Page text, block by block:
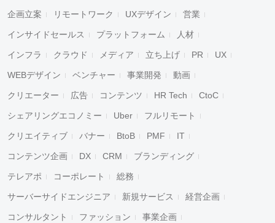
企画立案 リモートワーク UXデザイン 営業
インサイドセールス プラットフォーム 人材
インフラ クラウド メディア 立ち上げ PR UX
WEBデザイン ベンチャー 事業開発 動画
クリエーター 広告 コンテンツ HR Tech CtoC
シェアリングエコノミー Uber フルリモート
クリエイティブ バナー BtoB PMF IT
コンテンツ企画 DX CRM ブランディング
テレアポ コーポレート 総務
サーバーサイドエンジニア 新規サービス 経営企画
コンサルタント ファッション 事業企画